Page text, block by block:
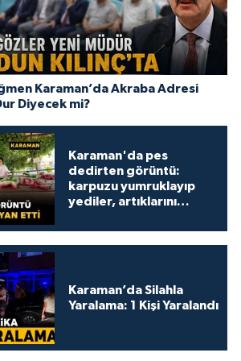
Karaman’da Akraba Adresi
Diyecek mi?
Karaman'da pes
dedirten görüntü:
karpuzu yumruklayıp
yediler, artıklarını
Karaman’da Silahla
Yaralama: 1 Kişi Yaralandı